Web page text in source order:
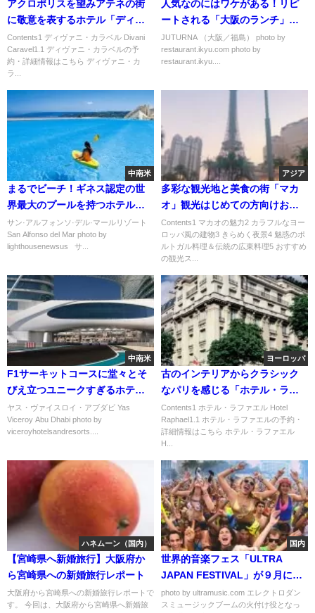
アクロポリスを望みアテネの街
に敬意を表するホテル「ディヴ
ァニ・カラベル」
Contents1 ディヴァニ・カラベル Divani
Caravel1.1 ディヴァニ・カラベルの予
約・詳細情報はこちら ディヴァニ・カ
ラ...
人気なのにはワケがある！リピ
ートされる「大阪のランチ」お
すすめ５選
JUTURNA （大阪／福島） photo by
restaurant.ikyu.com photo by
restaurant.ikyu....
中南米
まるでビーチ！ギネス認定の世
界最大のプールを持つホテル
「サン·アルフォンソ·デル·マー
ル」
サン·アルフォンソ·デル·マールリゾート
San Alfonso del Mar photo by
lighthousenewsus サ...
アジア
多彩な観光地と美食の街「マカ
オ」観光はじめての方向けおす
すめポイント
Contents1 マカオの魅力2 カラフルなヨー
ロッパ風の建物3 きらめく夜景4 魅惑のポ
ルトガル料理＆伝統の広東料理5 おすすめ
の観光ス...
中南米
F1サーキットコースに堂々とそ
びえ立つユニークすぎるホテル
「ヤス・ヴァイスロイ・アブダ
ビ」
ヤス・ヴァイスロイ・アブダビ Yas
Viceroy Abu Dhabi photo by
viceroyhotelsandresorts....
ヨーロッパ
古のインテリアからクラシック
なパリを感じる「ホテル・ラフ
ァエル」
Contents1 ホテル・ラファエル Hotel
Raphael1.1 ホテル・ラファエルの予約・
詳細情報はこちら ホテル・ラファエル
H...
ハネムーン（国内）
【宮崎県へ新婚旅行】大阪府か
ら宮崎県への新婚旅行レポート
大阪府から宮崎県への新婚旅行レポートで
す。 今回は、大阪府から宮崎県へ新婚旅
国内
世界的音楽フェス「ULTRA
JAPAN FESTIVAL」が９月に日
本初上陸！！！
photo by ultramusic.com エレクトロダン
スミュージックブームの火付け役となっ